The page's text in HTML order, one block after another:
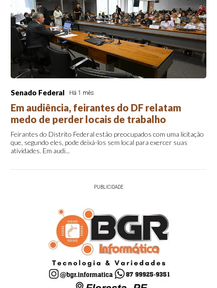
Senado Federal Há 1 mês
Em audiência, feirantes do DF relatam
medo de perder locais de trabalho
Feirantes do Distrito Federal estão preocupados com uma licitação
que, segundo eles, pode deixá-los sem local para exercer suas
atividades. Em audi...
PUBLICIDADE